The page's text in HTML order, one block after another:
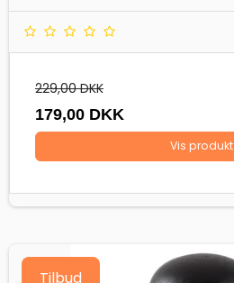
229,00 DKK
179,00 DKK
Vis produkt
Tilbud